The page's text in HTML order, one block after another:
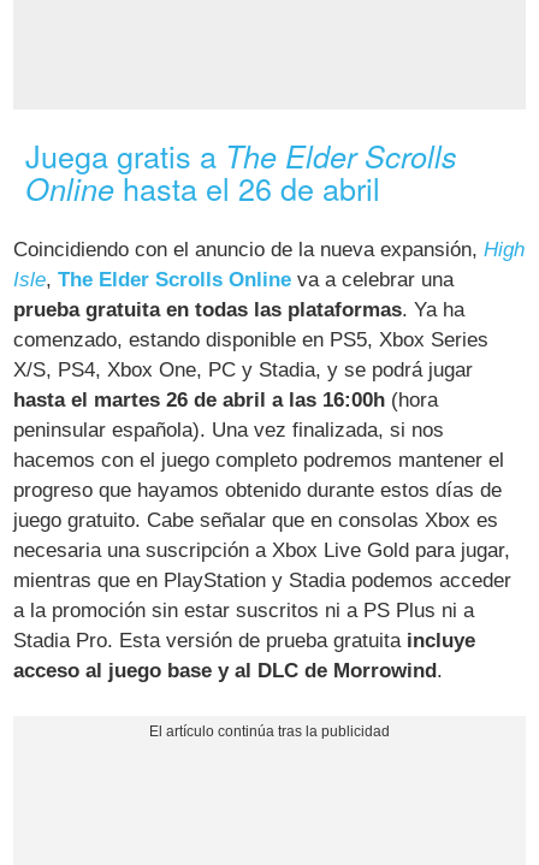
Juega gratis a The Elder Scrolls
Onlinehasta el 26 de abril
Coincidiendo con el anuncio de la nueva expansión,High
Isle,The Elder Scrolls Online va a celebrar una
prueba gratuita en todas las plataformas. Ya ha
comenzado, estando disponible en PS5, Xbox Series
X/S, PS4, Xbox One, PC y Stadia, y se podrá jugar
hasta el martes 26 de abril a las 16:00h (hora
peninsular española). Una vez finalizada, si nos
hacemos con el juego completo podremos mantener el
progreso que hayamos obtenido durante estos días de
juego gratuito. Cabe señalar que en consolas Xbox es
necesaria una suscripción a Xbox Live Gold para jugar,
mientras que en PlayStation y Stadia podemos acceder
a la promoción sin estar suscritos ni a PS Plus ni a
Stadia Pro. Esta versión de prueba gratuita incluye
acceso al juego base y al DLC de Morrowind.